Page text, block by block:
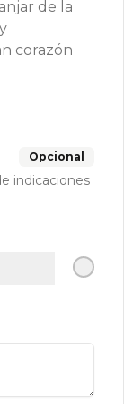
S.A.C
use
de la
corazón
Opcional
indicaciones